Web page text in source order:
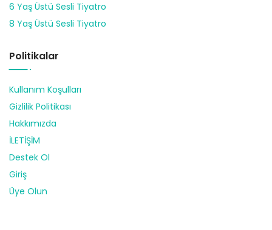
6 Yaş Üstü Sesli Tiyatro
8 Yaş Üstü Sesli Tiyatro
Politikalar
Kullanım Koşulları
Gizlilik Politikası
Hakkımızda
İLETİŞİM
Destek Ol
Giriş
Üye Olun